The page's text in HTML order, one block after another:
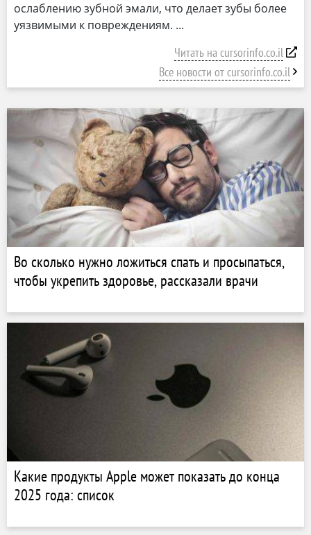
ослаблению зубной эмали, что делает зубы более
уязвимыми к повреждениям.
Читать на cursorinfo.co.il
Все новости от cursorinfo.co.il
Во сколько нужно ложиться спать и просыпаться,
чтобы укрепить здоровье, рассказали врачи
Какие продукты Apple может показать до конца
2025 года: список